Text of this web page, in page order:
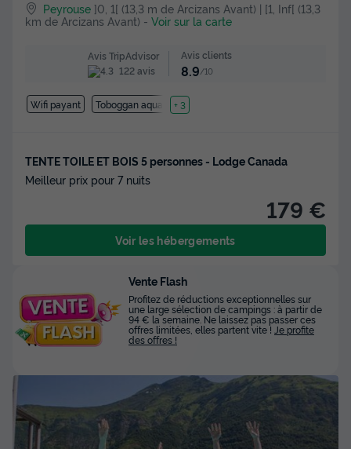
Peyrouse ]0, 1[ (13,3 m de Arcizans Avant) | [1, Inf[ (13,3
km de Arcizans Avant) - Voir sur la carte
Avis TripAdvisor
122 avis
Avis clients
8.9/10
Wifi payant Toboggan aquatique
+ 3
TENTE TOILE ET BOIS 5 personnes - Lodge Canada
Meilleur prix pour 7 nuits
179 €
Voir les hébergements
Vente Flash
Profitez de réductions exceptionnelles sur
une large sélection de campings : à partir de
94 € la semaine. Ne laissez pas passer ces
offres limitées, elles partent vite ! Je profite
des offres !